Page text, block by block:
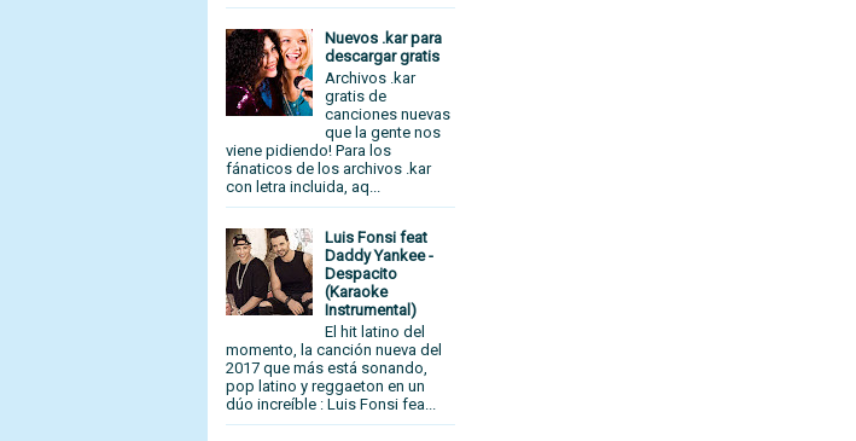
Nuevos .kar para
descargar gratis
Archivos .kar
gratis de
canciones nuevas
que la gente nos
viene pidiendo! Para los
fánaticos de los archivos .kar
con letra incluida, aq...
Luis Fonsi feat
Daddy Yankee -
Despacito
(Karaoke
Instrumental)
El hit latino del
momento, la canción nueva del
2017 que más está sonando,
pop latino y reggaeton en un
dúo increíble : Luis Fonsi fea...